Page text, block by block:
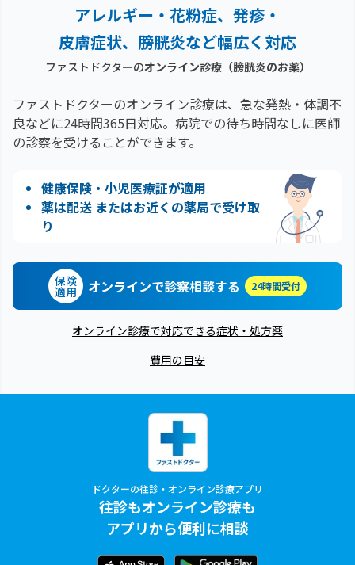
アレルギー・花粉症、 発疹・
皮膚症状、膀胱炎など幅広く対応
ファストドクターのオンライン診療（膀胱炎のお薬）
ファストドクターのオンライン診療は、急な発熱・体調不
良などに24時間365日対応。 病院での待ち時間なしに医師
の診察を受けることができます。
健康保険・小児医療証が適用
薬は配送 またはお近くの薬局で受け取
り
保険
適用 オンラインで診察相談する 24時間受付
オンライン診療で対応できる症状・処方薬
費用の目安
ドクターの往診・オンライン診療アプリ
往診もオンライン診療も
アプリから便利に相談